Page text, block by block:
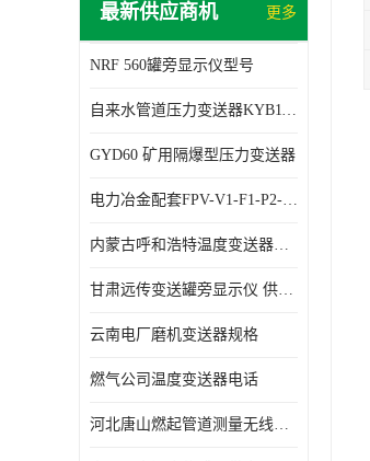
最新供应商机 更多
NRF 560罐旁显示仪型号
自来水管道压力变送器KYB11G03M2型号 使用方便
GYD60 矿用隔爆型压力变送器
电力冶金配套FPV-V1-F1-P2-03电压变送器
内蒙古呼和浩特温度变送器配套罐旁显示仪供应 性能稳定
甘肃远传变送罐旁显示仪 供应及时
云南电厂磨机变送器规格
燃气公司温度变送器电话
河北唐山燃起管道测量无线压力变送器型号 性能稳定